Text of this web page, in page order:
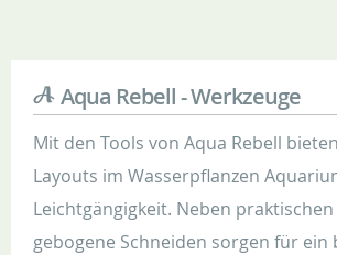
Aqua Rebell - Werkzeuge
Mit den Tools von Aqua Rebell
Layouts im Wasserpflanzen
Leichtgängigkeit. Neben
gebogene Schneiden sorgen für